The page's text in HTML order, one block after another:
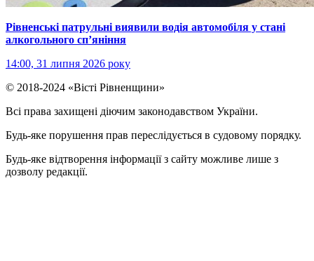
Рівненські патрульні виявили водія автомобіля у стані
алкогольного сп’яніння
14:00, 31 липня 2026 року
© 2018-2024 «Вісті Рівненщини»
Всі права захищені діючим законодавством України.
Будь-яке порушення прав переслідується в судовому порядку.
Будь-яке відтворення інформації з сайту можливе лише з
дозволу редакції.